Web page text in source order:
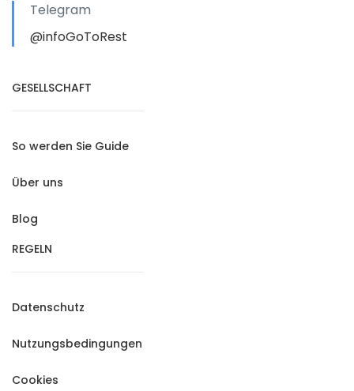
Telegram
@infoGoToRest
GESELLSCHAFT
So werden Sie Guide
Über uns
Blog
REGELN
Datenschutz
Nutzungsbedingungen
Cookies